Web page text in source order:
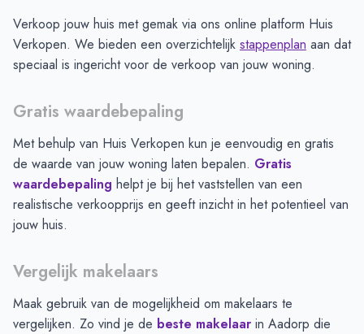
Verkoop jouw huis met gemak via ons online platform Huis
Verkopen. We bieden een overzichtelijk stappenplan aan dat
speciaal is ingericht voor de verkoop van jouw woning.
Gratis waardebepaling
Met behulp van Huis Verkopen kun je eenvoudig en gratis
de waarde van jouw woning laten bepalen. Gratis
waardebepaling helpt je bij het vaststellen van een
realistische verkoopprijs en geeft inzicht in het potentieel van
jouw huis.
Vergelijk makelaars
Maak gebruik van de mogelijkheid om makelaars te
vergelijken. Zo vind je de beste makelaar in Aadorp die